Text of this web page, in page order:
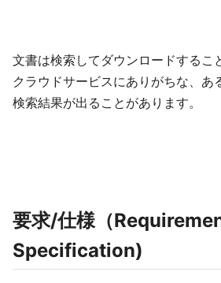
文書は検索してダウンロードするこ
クラウドサービスにありがちな、あ
検索結果が出ることがあります。
要求/仕様（
Specification)